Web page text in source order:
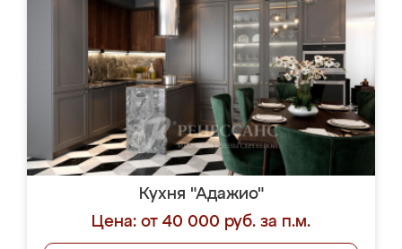
Кухня "Адажио"
Цена: от 40 000 руб. за п.м.